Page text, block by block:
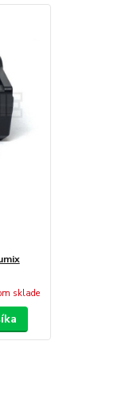
sklade